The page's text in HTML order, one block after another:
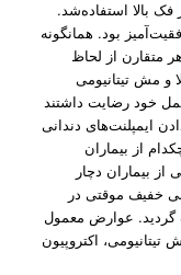
بالا استفاده­‌شد.
بود. همانگونه
متقارن از لحاظ
و مش تیتانیومی
خود رضایت داشتند
ایمپلنت‌­های دندانی
از بیماران
بیماران دچار
خفیف موقتی در
عوارض معمول
اکتروپیون